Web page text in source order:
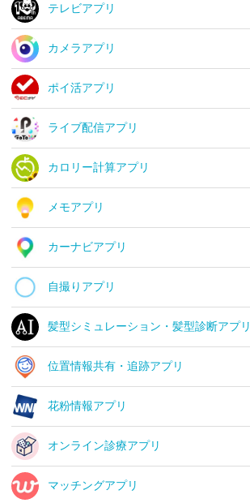
テレビアプリ
カメラアプリ
ポイ活アプリ
ライブ配信アプリ
カロリー計算アプリ
メモアプリ
カーナビアプリ
自撮りアプリ
髪型シミュレーション・髪型診断アプリ
位置情報共有・追跡アプリ
花粉情報アプリ
オンライン診療アプリ
マッチングアプリ